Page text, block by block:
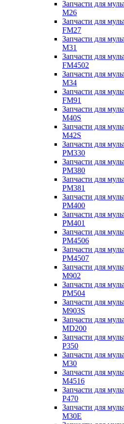
Запчасти для
M26
Запчасти для
FM27
Запчасти для
M31
Запчасти для
FM4502
Запчасти для
M34
Запчасти для
FM91
Запчасти для
M40S
Запчасти для
M42S
Запчасти для
PM330
Запчасти для
PM380
Запчасти для
PM381
Запчасти для
PM400
Запчасти для
PM401
Запчасти для
PM4506
Запчасти для
PM4507
Запчасти для
M902
Запчасти для
PM504
Запчасти для
M903S
Запчасти для
MD200
Запчасти для
P350
Запчасти для
M30
Запчасти для
M4516
Запчасти для
P470
Запчасти для
M30E